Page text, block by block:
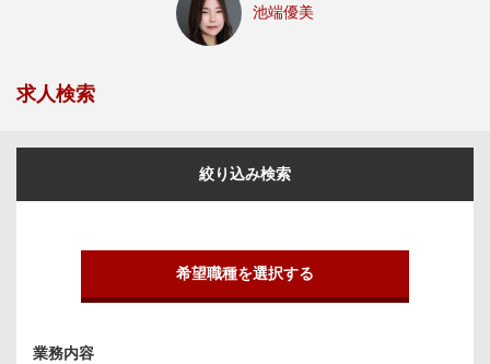
池端優美
求人検索
絞り込み検索
希望職種を選択する
業務内容